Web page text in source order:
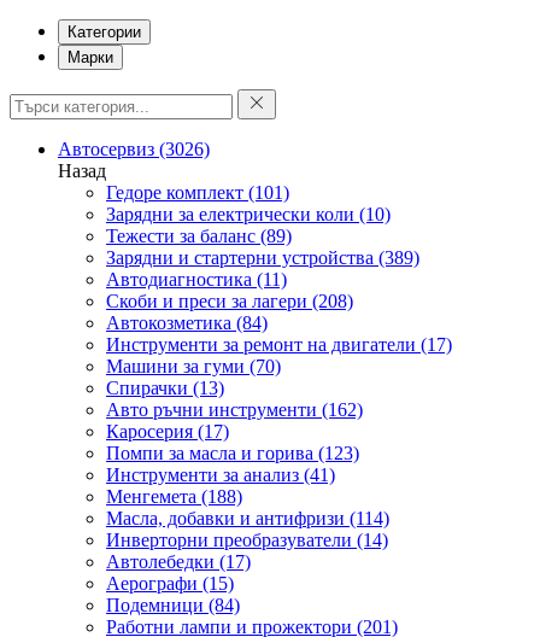
Категории
Марки
Автосервиз (3026)
Назад
Гедоре комплект (101)
Зарядни за електрически коли (10)
Тежести за баланс (89)
Зарядни и стартерни устройства (389)
Автодиагностика (11)
Скоби и преси за лагери (208)
Автокозметика (84)
Инструменти за ремонт на двигатели (17)
Машини за гуми (70)
Спирачки (13)
Авто ръчни инструменти (162)
Каросерия (17)
Помпи за масла и горива (123)
Инструменти за анализ (41)
Менгемета (188)
Масла, добавки и антифризи (114)
Инверторни преобразуватели (14)
Автолебедки (17)
Аерографи (15)
Подемници (84)
Работни лампи и прожектори (201)